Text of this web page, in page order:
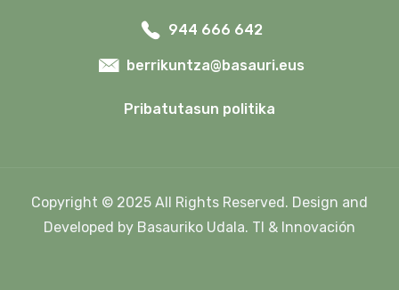
944 666 642
berrikuntza@basauri.eus
Pribatutasun politika
Copyright © 2025 All Rights Reserved. Design and
Developed by Basauriko Udala. TI & Innovación